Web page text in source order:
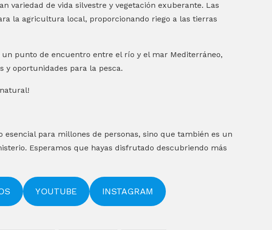
variedad de vida silvestre y vegetación exuberante. Las
la agricultura local, proporcionando riego a las tierras
punto de encuentro entre el río y el mar Mediterráneo,
y oportunidades para la pesca.
esencial para millones de personas, sino que también es un
Esperamos que hayas disfrutado descubriendo más
YOUTUBE INSTAGRAM